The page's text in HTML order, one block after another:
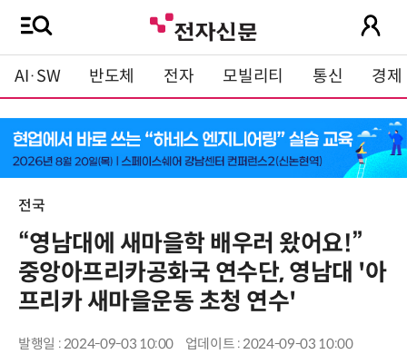
AI·SW 반도체 전자 모빌리티 통신 경제
전국
“영남대에 새마을학 배우러 왔어요!”
중앙아프리카공화국 연수단, 영남대 '아
프리카 새마을운동 초청 연수'
발행일 : 2024-09-03 10:00 업데이트 : 2024-09-03 10:00